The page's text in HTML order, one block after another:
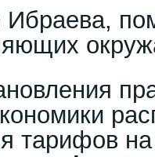
тарифов